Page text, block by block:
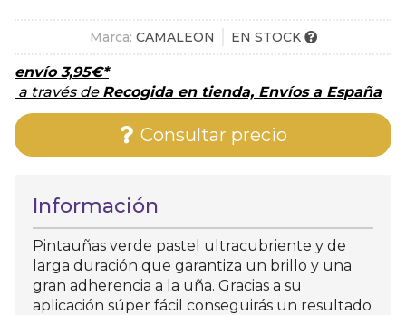
Marca: CAMALEON EN STOCK
envío3,95€*
a través de Recogida en tienda, Envíos a España
Consultar precio
Información
Pintauñas verde pastel ultracubriente y de
larga duración que garantiza un brillo y una
gran adherencia a la uña. Gracias a su
aplicación súper fácil conseguirás un resultado